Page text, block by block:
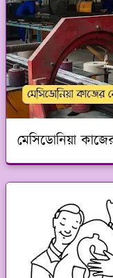
মেসিডোনিয়া